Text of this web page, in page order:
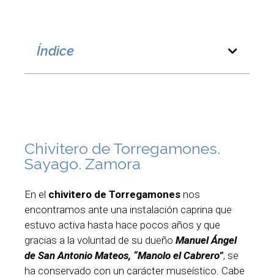
Índice
Chivitero de Torregamones.
Sayago. Zamora
En el chivitero de Torregamones nos
encontramos ante una instalación caprina que
estuvo activa hasta hace pocos años y que
gracias a la voluntad de su dueño Manuel Ángel
de San Antonio Mateos, “Manolo el Cabrero”, se
ha conservado con un carácter museístico. Cabe